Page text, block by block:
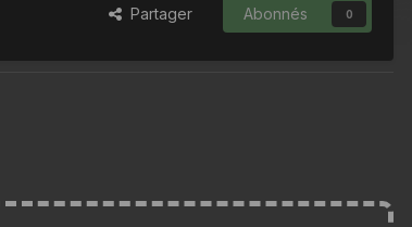
Partager Abonnés 0